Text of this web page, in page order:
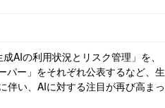
成AIの利用状況とリスク管理」を、
パー」をそれぞれ公表するなど、生
い、 AIに対する注目が再び高まっ